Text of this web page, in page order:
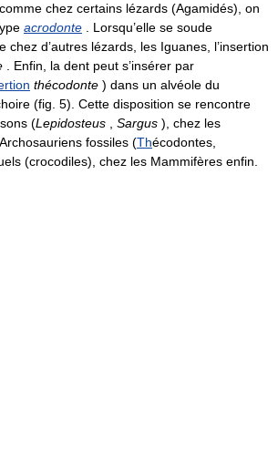
chez certains lézards (Agamidés), on
acrodonte . Lorsqu’elle se soude
chez d’autres lézards, les Iguanes, l’insertion
. Enfin, la dent peut s’insérer par
thécodonte ) dans un alvéole du
(fig. 5). Cette disposition se rencontre
(Lepidosteus Sargus ), chez les
fossiles (Thécodontes,
(crocodiles), chez les Mammifères enfin.